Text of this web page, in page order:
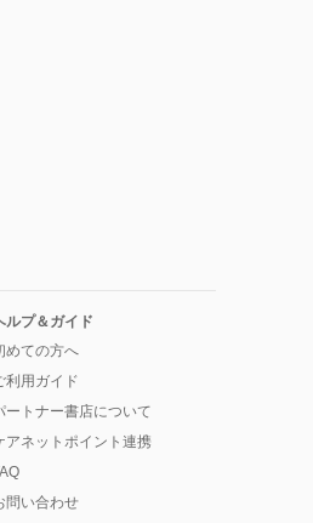
ルプ＆ガイド
めての方へ
利用ガイド
ートナー書店について
アネットポイント連携
問い合わせ